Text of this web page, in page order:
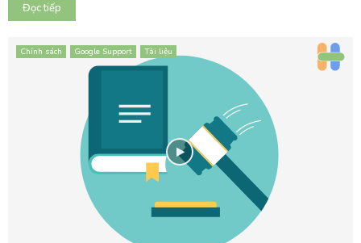
Đọc tiếp
Chính sách Google Support Tài liệu